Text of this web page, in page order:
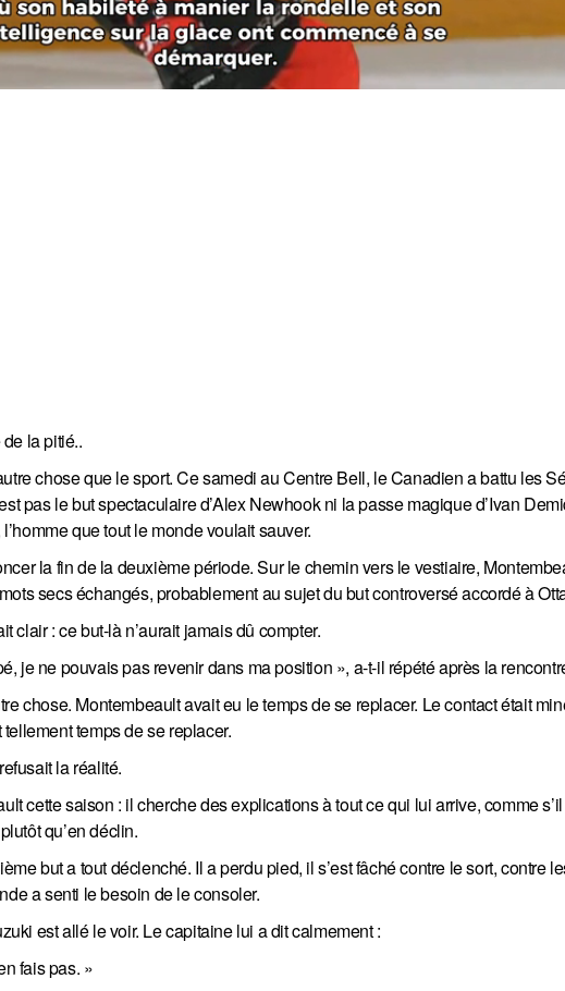
la pitié..
chose que le sport. Ce samedi au Centre Bell, le Canadien a battu les
pas le but spectaculaire d’Alex Newhook ni la passe magique d’Ivan
que tout le monde voulait sauver.
la fin de la deuxième période. Sur le chemin vers le vestiaire,
secs échangés, probablement au sujet du but controversé accordé à
clair : ce but-là n’aurait jamais dû compter.
je ne pouvais pas revenir dans ma position », a-t-il répété après la
chose. Montembeault avait eu le temps de se replacer. Le contact était
temps de se replacer.
la réalité.
cette saison : il cherche des explications à tout ce qui lui arrive, comme
qu’en déclin.
but a tout déclenché. Il a perdu pied, il s’est fâché contre le sort, contre
a senti le besoin de le consoler.
est allé le voir. Le capitaine lui a dit calmement :
fais pas. »